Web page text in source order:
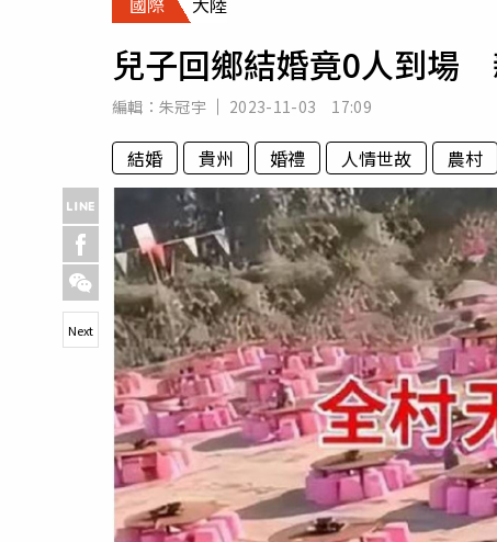
專欄
房產新勢力
兒子回鄉結婚竟0人到場
編輯： 朱冠宇 2023-11-03 17:09
結婚 貴州 婚禮 人情世故 農村
Next